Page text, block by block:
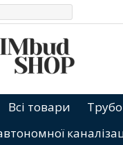
Всі товари